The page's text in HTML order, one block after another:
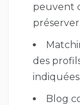
peuvent
des
indiquées.
Blog